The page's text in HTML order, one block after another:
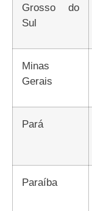
Grosso do
Sul
Minas
Gerais
Pará
Paraíba